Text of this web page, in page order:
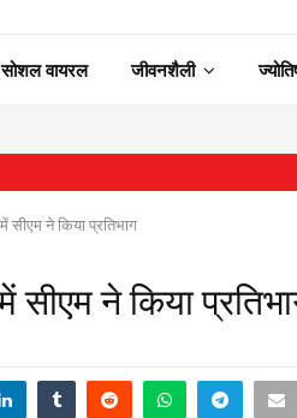
सोशल वायरल जीवनशैली
सीएम ने किया प्रतिभाग
सीएम ने किया